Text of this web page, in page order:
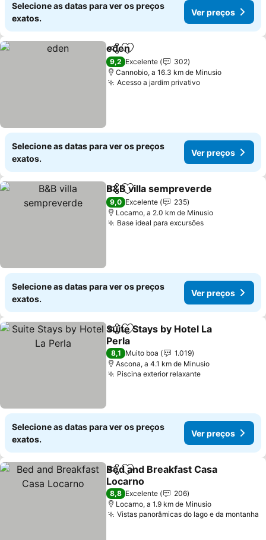
Selecione as datas para ver os preços
exatos.
Ver preços
PartilharAdicionar aos favoritos
eden
9,2 Excelente
302
Cannobio, a 16.3 km de Minusio
Acesso a jardim privativo
Selecione as datas para ver os preços
exatos.
Ver preços
PartilharAdicionar aos favoritos
B&B villa sempreverde
9,0 Excelente
235
Locarno, a 2.0 km de Minusio
Base ideal para excursões
Selecione as datas para ver os preços
exatos.
Ver preços
PartilharAdicionar aos favoritos
Suite Stays by Hotel La
Perla
8,1 Muito boa
1.019
Ascona, a 4.1 km de Minusio
Piscina exterior relaxante
Selecione as datas para ver os preços
exatos.
Ver preços
PartilharAdicionar aos favoritos
Bed and Breakfast Casa
Locarno
8,8 Excelente
206
Locarno, a 1.9 km de Minusio
Vistas panorâmicas do lago e da montanha